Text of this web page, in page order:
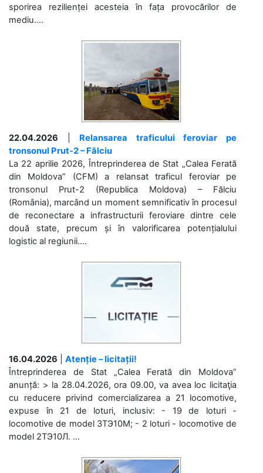
sporirea rezilienței acesteia în fața provocărilor de
mediu....
22.04.2026
Relansarea traficului feroviar pe
tronsonul Prut-2 – Fălciu
La 22 aprilie 2026, Întreprinderea de Stat „Calea Ferată
din Moldova” (CFM) a relansat traficul feroviar pe
tronsonul Prut-2 (Republica Moldova) – Fălciu
(România), marcând un moment semnificativ în procesul
de reconectare a infrastructurii feroviare dintre cele
două state, precum și în valorificarea potențialului
logistic al regiunii....
16.04.2026
Atenție – licitații!
Întreprinderea de Stat „Calea Ferată din Moldova”
anunță: > la 28.04.2026, ora 09.00, va avea loc licitaţia
cu reducere privind comercializarea a 21 locomotive,
expuse în 21 de loturi, inclusiv: - 19 de loturi -
locomotive de model 3ТЭ10М; - 2 loturi - locomotive de
model 2ТЭ10Л. ...